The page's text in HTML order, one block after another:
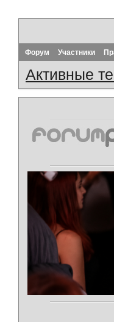
Форум Участники
Активные